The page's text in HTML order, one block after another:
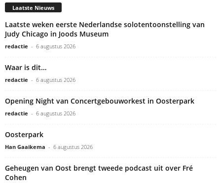
Laatste Nieuws
Laatste weken eerste Nederlandse solotentoonstelling van
Judy Chicago in Joods Museum
redactie - 6 augustus 2026
Waar is dit…
redactie - 6 augustus 2026
Opening Night van Concertgebouworkest in Oosterpark
redactie - 6 augustus 2026
Oosterpark
Han Gaaikema - 6 augustus 2026
Geheugen van Oost brengt tweede podcast uit over Fré
Cohen